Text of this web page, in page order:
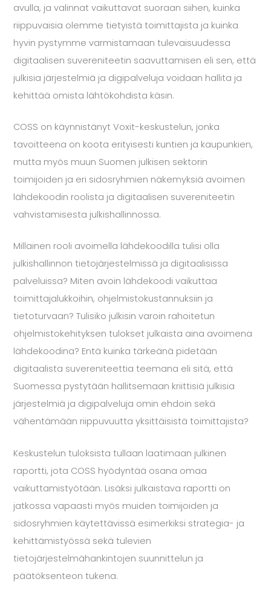
avulla, ja valinnat vaikuttavat suoraan siihen, kuinka
riippuvaisia olemme tietyistä toimittajista ja kuinka
hyvin pystymme varmistamaan tulevaisuudessa
digitaalisen suvereniteetin saavuttamisen eli sen, että
julkisia järjestelmiä ja digipalveluja voidaan hallita ja
kehittää omista lähtökohdista käsin.
COSS on käynnistänyt Voxit-keskustelun, jonka
tavoitteena on koota erityisesti kuntien ja kaupunkien,
mutta myös muun Suomen julkisen sektorin
toimijoiden ja eri sidosryhmien näkemyksiä avoimen
lähdekoodin roolista ja digitaalisen suvereniteetin
vahvistamisesta julkishallinnossa.
Millainen rooli avoimella lähdekoodilla tulisi olla
julkishallinnon tietojärjestelmissä ja digitaalisissa
palveluissa? Miten avoin lähdekoodi vaikuttaa
toimittajalukkoihin, ohjelmistokustannuksiin ja
tietoturvaan? Tulisiko julkisin varoin rahoitetun
ohjelmistokehityksen tulokset julkaista aina avoimena
lähdekoodina? Entä kuinka tärkeänä pidetään
digitaalista suvereniteettia teemana eli sitä, että
Suomessa pystytään hallitsemaan kriittisiä julkisia
järjestelmiä ja digipalveluja omin ehdoin sekä
vähentämään riippuvuutta yksittäisistä toimittajista?
Keskustelun tuloksista tullaan laatimaan julkinen
raportti, jota COSS hyödyntää osana omaa
vaikuttamistyötään. Lisäksi julkaistava raportti on
jatkossa vapaasti myös muiden toimijoiden ja
sidosryhmien käytettävissä esimerkiksi strategia- ja
kehittämistyössä sekä tulevien
tietojärjestelmähankintojen suunnittelun ja
päätöksenteon tukena.